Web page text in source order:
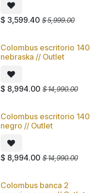
$ 3,599.40 $5,999.00
Oferta
Colombus escritorio 140
nebraska // Outlet
$ 8,994.00 $14,990.00
Oferta
Colombus escritorio 140
negro // Outlet
$ 8,994.00 $14,990.00
Colombus banca 2